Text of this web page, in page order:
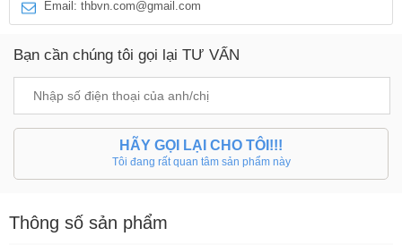
Email: thbvn.com@gmail.com
Bạn cần chúng tôi gọi lại TƯ VẤN
HÃY GỌI LẠI CHO TÔI!!!
Tôi đang rất quan tâm sản phẩm này
Thông số sản phẩm